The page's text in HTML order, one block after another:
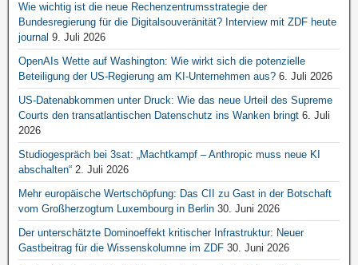
Wie wichtig ist die neue Rechenzentrumsstrategie der
Bundesregierung für die Digitalsouveränität? Interview mit ZDF heute
journal 9. Juli 2026
OpenAIs Wette auf Washington: Wie wirkt sich die potenzielle
Beteiligung der US-Regierung am KI-Unternehmen aus? 6. Juli 2026
US-Datenabkommen unter Druck: Wie das neue Urteil des Supreme
Courts den transatlantischen Datenschutz ins Wanken bringt 6. Juli
2026
Studiogespräch bei 3sat: „Machtkampf – Anthropic muss neue KI
abschalten“ 2. Juli 2026
Mehr europäische Wertschöpfung: Das CII zu Gast in der Botschaft
vom Großherzogtum Luxembourg in Berlin 30. Juni 2026
Der unterschätzte Dominoeffekt kritischer Infrastruktur: Neuer
Gastbeitrag für die Wissenskolumne im ZDF 30. Juni 2026